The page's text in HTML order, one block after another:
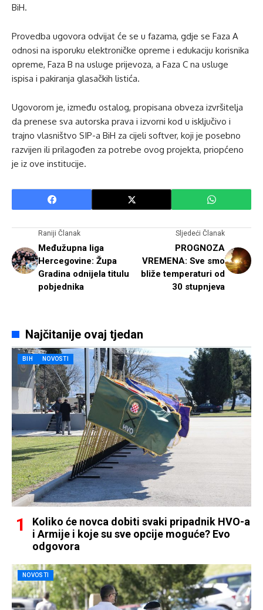
BiH.
Provedba ugovora odvijat će se u fazama, gdje se Faza A
odnosi na isporuku elektroničke opreme i edukaciju korisnika
opreme, Faza B na usluge prijevoza, a Faza C na usluge
ispisa i pakiranja glasačkih listića.
Ugovorom je, između ostalog, propisana obveza izvršitelja
da prenese sva autorska prava i izvorni kod u isključivo i
trajno vlasništvo SIP-a BiH za cijeli softver, koji je posebno
razvijen ili prilagođen za potrebe ovog projekta, priopćeno
je iz ove institucije.
Raniji Članak
Međužupna liga
Hercegovine: Župa
Gradina odnijela titulu
pobjednika
Sljedeći Članak
PROGNOZA
VREMENA: Sve smo
bliže temperaturi od
30 stupnjeva
Najčitanije ovaj tjedan
BIH NOVOSTI
Koliko će novca dobiti svaki pripadnik HVO-a
i Armije i koje su sve opcije moguće? Evo
odgovora
NOVOSTI